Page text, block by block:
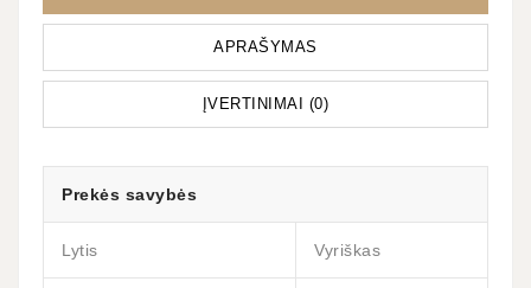
APRAŠYMAS
ĮVERTINIMAI (0)
Prekės savybės
Lytis Vyriškas